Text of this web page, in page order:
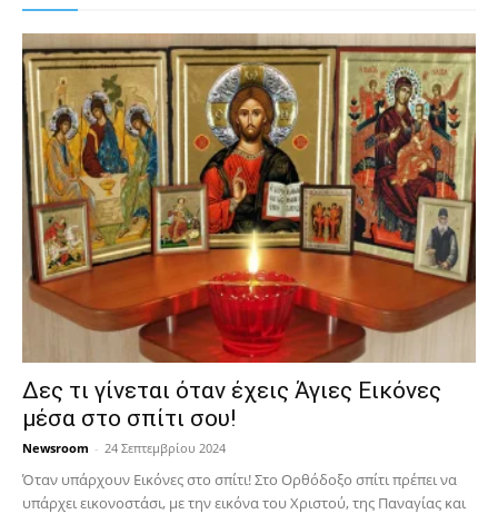
Δες τι γίνεται όταν έχεις Άγιες Εικόνες
μέσα στο σπίτι σου!
Newsroom - 24 Σεπτεμβρίου 2024
Όταν υπάρχουν Εικόνες στο σπίτι! Στο Ορθόδοξο σπίτι πρέπει να
υπάρχει εικονοστάσι, με την εικόνα του Χριστού, της Παν­αγίας και